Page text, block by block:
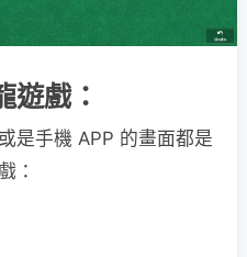
戲：
是手機 APP 的畫面都是
：